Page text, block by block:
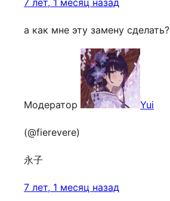
7 лет, 1 месяц назад
а как мне эту замену сделать?
Модератор Yui
(@fierevere)
永子
7 лет, 1 месяц назад